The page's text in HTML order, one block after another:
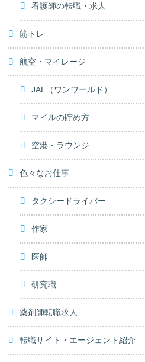
看護師の転職・求人
筋トレ
航空・マイレージ
JAL（ワンワールド）
マイルの貯め方
空港・ラウンジ
色々なお仕事
タクシードライバー
作家
医師
研究職
薬剤師転職求人
転職サイト・エージェント紹介